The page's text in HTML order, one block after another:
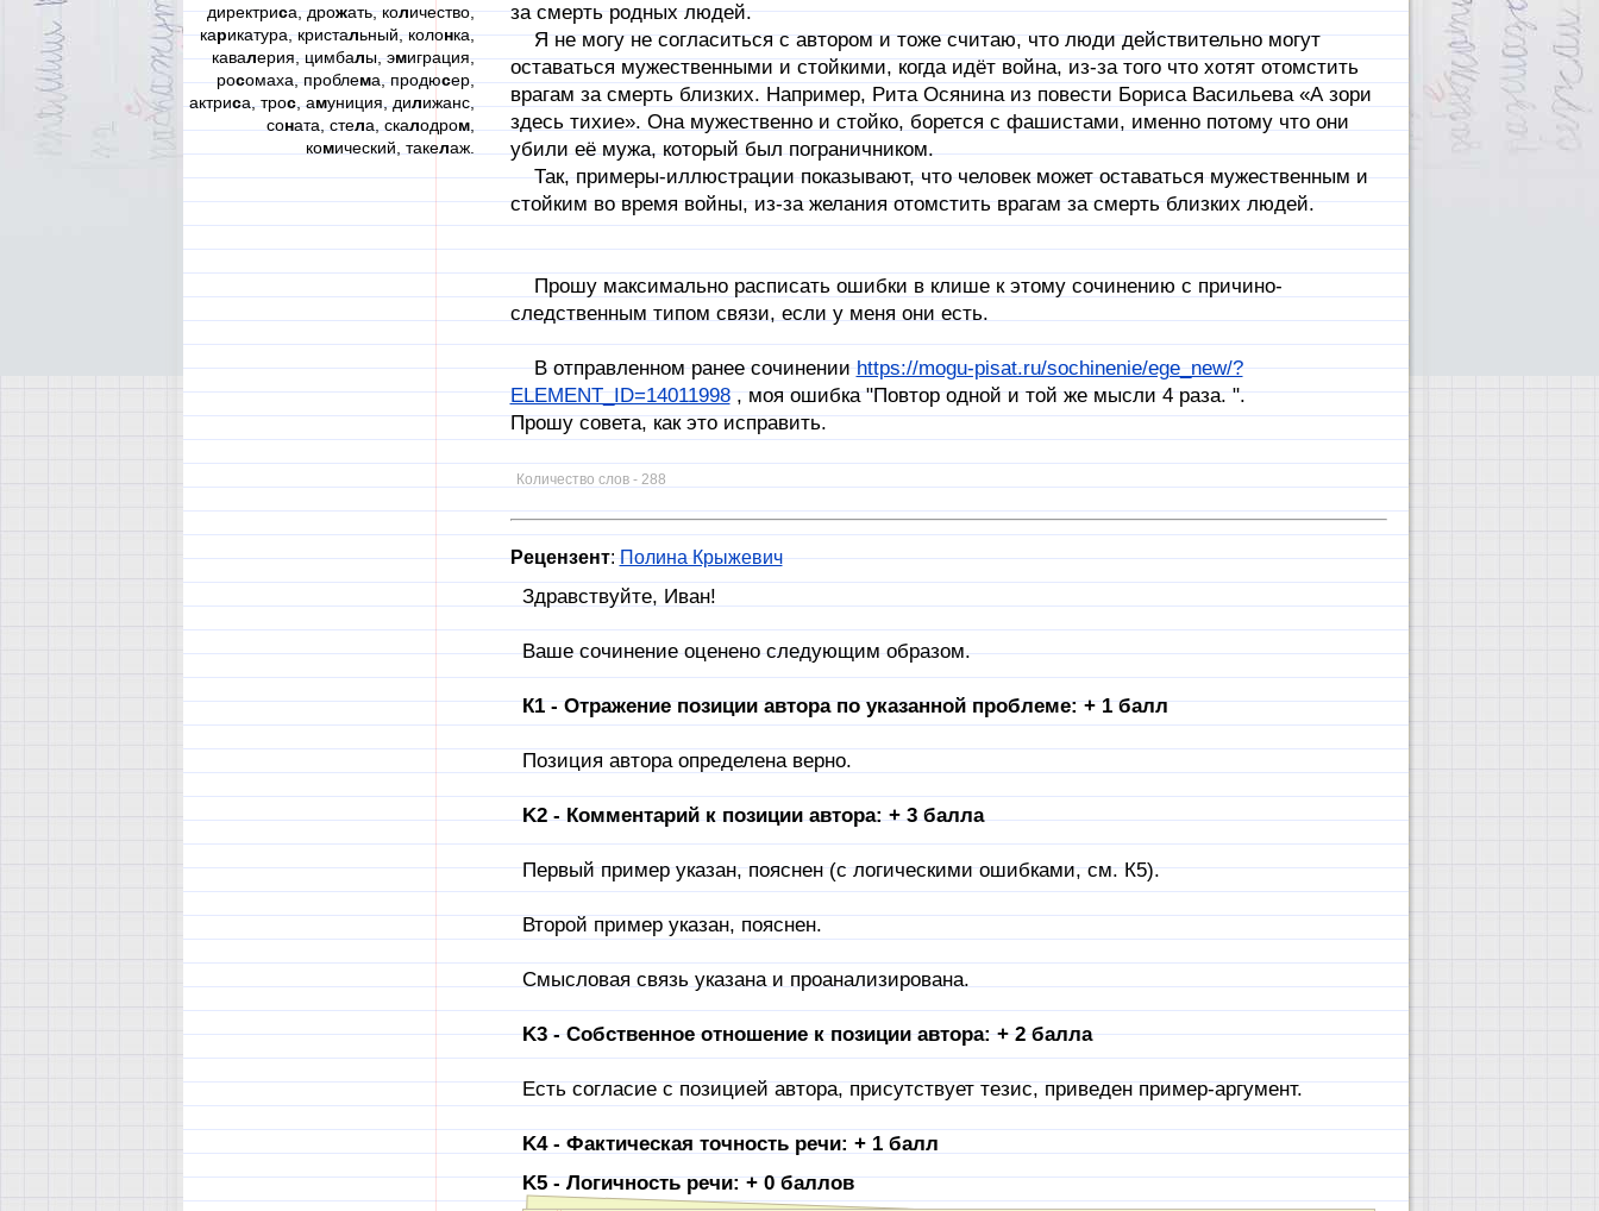
директриса, дрожать, количество,
карикатура, кристальный, колонка,
кавалерия, цимбалы, эмиграция,
росомаха, проблема, продюсер,
актриса, трос, амуниция, дилижанс,
соната, стела, скалодром,
комический, такелаж.
за смерть родных людей.
Я не могу не согласиться с автором и тоже считаю, что люди действительно могут
оставаться мужественными и стойкими, когда идёт война, из-за того что хотят отомстить
врагам за смерть близких. Например, Рита Осянина из повести Бориса Васильева «А зори
здесь тихие». Она мужественно и стойко, борется с фашистами, именно потому что они
убили её мужа, который был пограничником.
Так, примеры-иллюстрации показывают, что человек может оставаться мужественным и
стойким во время войны, из-за желания отомстить врагам за смерть близких людей.
Прошу максимально расписать ошибки в клише к этому сочинению с причино-
следственным типом связи, если у меня они есть.
В отправленном ранее сочиненииhttps://mogu-pisat.ru/sochinenie/ege_new/?
ELEMENT_ID=14011998, моя ошибка "Повтор одной и той же мысли 4 раза. ".
Прошу совета, как это исправить.
Количество слов - 288
Рецензент:Полина Крыжевич
Здравствуйте, Иван!
Ваше сочинение оценено следующим образом.
К1 - Отражение позиции автора по указанной проблеме: + 1 балл
Позиция автора определена верно.
K2 - Комментарий к позиции автора: + 3 балла
Первый пример указан, пояснен (с логическими ошибками, см. К5).
Второй пример указан, пояснен.
Смысловая связь указана и проанализирована.
K3 - Собственное отношение к позиции автора: + 2 балла
Есть согласие с позицией автора, присутствует тезис, приведен пример-аргумент.
K4 - Фактическая точность речи: + 1 балл
K5 - Логичность речи: + 0 баллов